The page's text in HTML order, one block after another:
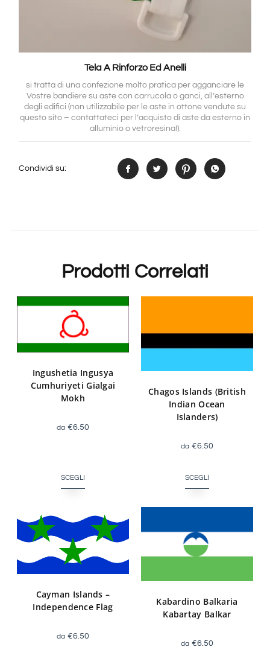
Tela A Rinforzo Ed Anelli
si tratta di una confezione molto pratica per agganciare le
Vostre bandiere su aste con carrucola o ganci, all’esterno
degli edifici (non utilizzabile per le aste in ottone vendute su
questo sito – contattateci per l’acquisto di aste da esterno in
alluminio o vetroresina!).
Condividi su:
Prodotti Correlati
Ingushetia Ingusya
Cumhuriyeti Gialgai
Mokh
€6.50
SCEGLI
Chagos Islands (British
Indian Ocean
Islanders)
€6.50
SCEGLI
Cayman Islands –
Independence Flag
€6.50
Kabardino Balkaria
Kabartay Balkar
€6.50